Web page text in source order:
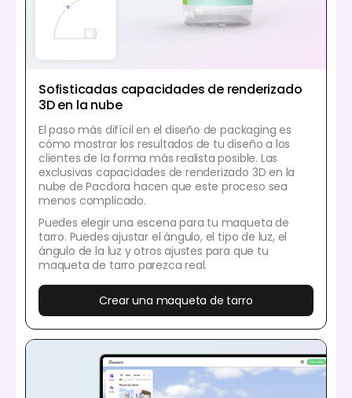
Sofisticadas capacidades de renderizado
3D en la nube
El paso más difícil en el diseño de packaging es
cómo mostrar los resultados de tu diseño a los
clientes de la forma más realista posible. Las
exclusivas capacidades de renderizado 3D en la
nube de Pacdora hacen que este proceso sea
menos complicado.
Puedes elegir una escena para tu maqueta de
tarro. Puedes ajustar el ángulo, el tipo de luz, el
ángulo de la luz y otros ajustes para que tu
maqueta de tarro parezca real.
Crear una maqueta de tarro